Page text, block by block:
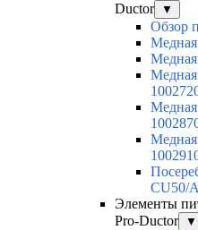
Ductor
▼
Обзор
CU50/
Элементы
Pro-Ductor
▼